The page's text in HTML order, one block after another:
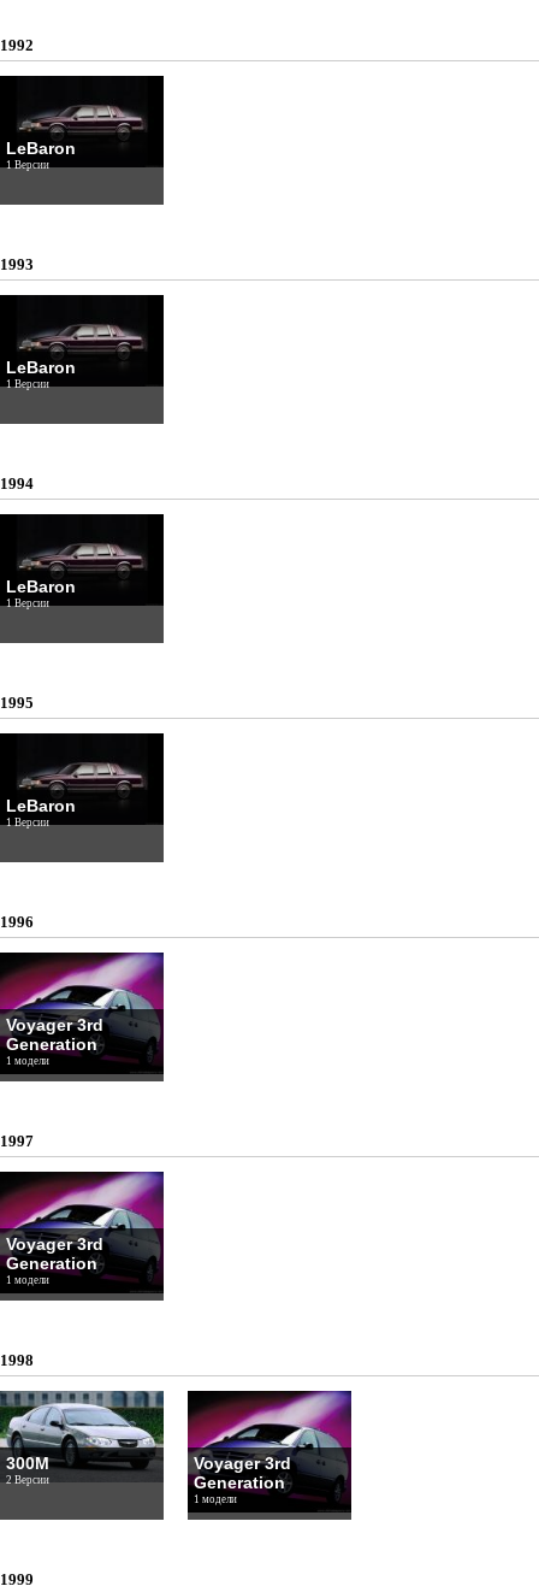
1992
LeBaron
1 Версии
1993
LeBaron
1 Версии
1994
LeBaron
1 Версии
1995
LeBaron
1 Версии
1996
Voyager 3rd
Generation
1 модели
1997
Voyager 3rd
Generation
1 модели
1998
300M
2 Версии
Voyager 3rd
Generation
1 модели
1999